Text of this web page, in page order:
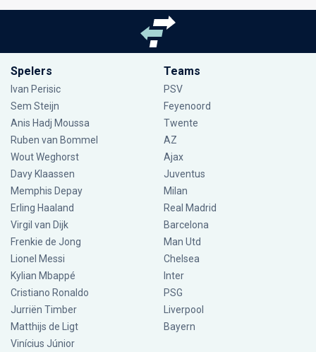
Spelers
Ivan Perisic
Sem Steijn
Anis Hadj Moussa
Ruben van Bommel
Wout Weghorst
Davy Klaassen
Memphis Depay
Erling Haaland
Virgil van Dijk
Frenkie de Jong
Lionel Messi
Kylian Mbappé
Cristiano Ronaldo
Jurriën Timber
Matthijs de Ligt
Vinícius Júnior
Teams
PSV
Feyenoord
Twente
AZ
Ajax
Juventus
Milan
Real Madrid
Barcelona
Man Utd
Chelsea
Inter
PSG
Liverpool
Bayern